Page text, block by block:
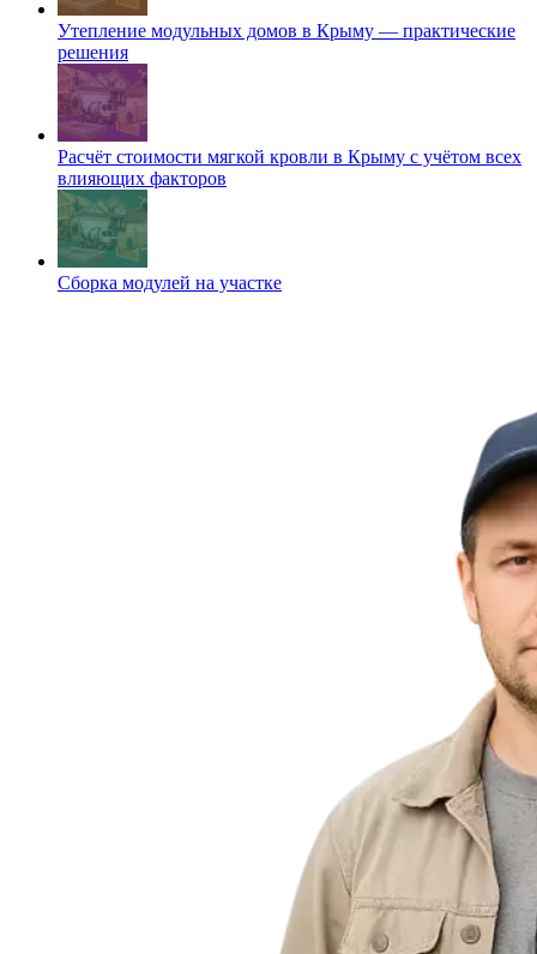
Утепление модульных домов в Крыму — практические
решения
Расчёт стоимости мягкой кровли в Крыму с учётом всех
влияющих факторов
Сборка модулей на участке